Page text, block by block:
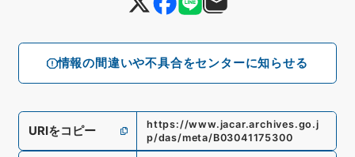
情報の間違いや不具合をセンターに知らせる
URIをコピー
https://www.jacar.archives.go.j
p/das/meta/B03041175300